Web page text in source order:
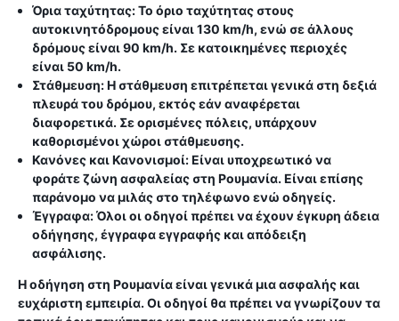
Όρια ταχύτητας:Το όριο ταχύτητας στους
αυτοκινητόδρομους είναι 130 km/h, ενώ σε άλλους
δρόμους είναι 90 km/h. Σε κατοικημένες περιοχές
είναι 50 km/h.
Στάθμευση:Η στάθμευση επιτρέπεται γενικά στη δεξιά
πλευρά του δρόμου, εκτός εάν αναφέρεται
διαφορετικά. Σε ορισμένες πόλεις, υπάρχουν
καθορισμένοι χώροι στάθμευσης.
Κανόνες και Κανονισμοί:Είναι υποχρεωτικό να
φοράτε ζώνη ασφαλείας στη Ρουμανία. Είναι επίσης
παράνομο να μιλάς στο τηλέφωνο ενώ οδηγείς.
Έγγραφα:Όλοι οι οδηγοί πρέπει να έχουν έγκυρη άδεια
οδήγησης, έγγραφα εγγραφής και απόδειξη
ασφάλισης.
Η οδήγηση στη Ρουμανία είναι γενικά μια ασφαλής και
ευχάριστη εμπειρία. Οι οδηγοί θα πρέπει να γνωρίζουν τα